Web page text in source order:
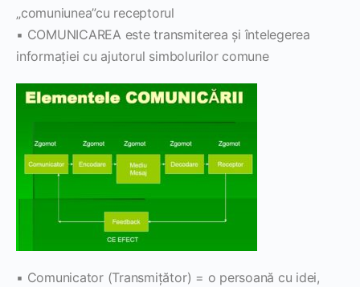
„comuniunea”cu receptorul
▪ COMUNICAREA este transmiterea şi întelegerea
informaţiei cu ajutorul simbolurilor comune
▪ Comunicator (Transmiţător) = o persoană cu idei,